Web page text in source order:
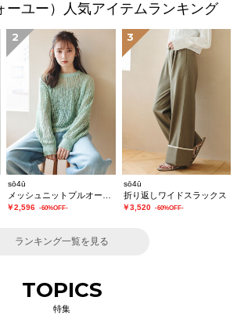
ーユー）人気アイテムランキング
2
sō4ū
￥2,596 -60%OFF-
3
sō4ū
折り返しワイドスラックス
￥3,520 -60%OFF-
ランキング一覧を見る
TOPICS
特集